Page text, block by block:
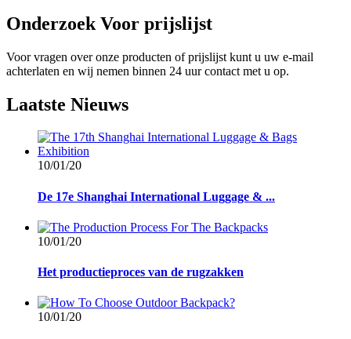
Onderzoek Voor prijslijst
Voor vragen over onze producten of prijslijst kunt u uw e-mail
achterlaten en wij nemen binnen 24 uur contact met u op.
Laatste Nieuws
10/01/20
De 17e Shanghai International Luggage & ...
10/01/20
Het productieproces van de rugzakken
10/01/20